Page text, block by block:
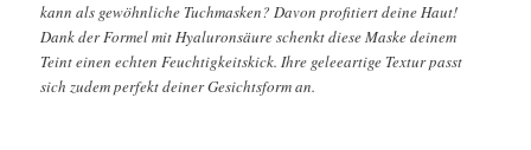
kann als gewöhnliche Tuchmasken? Davon profitiert deine Haut!
Dank der Formel mit Hyaluronsäure schenkt diese Maske deinem
Teint einen echten Feuchtigkeitskick. Ihre geleeartige Textur passt
sich zudem perfekt deiner Gesichtsform an.